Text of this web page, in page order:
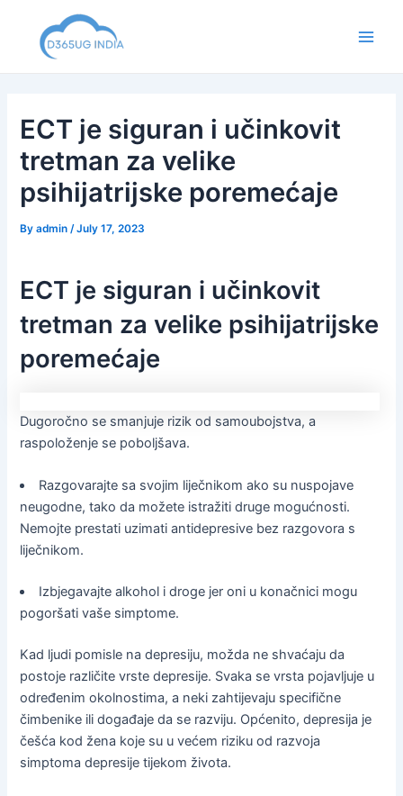
content
ECT je siguran i učinkovit
tretman za velike
psihijatrijske poremećaje
Byadmin/July 17, 2023
ECT je siguran i učinkovit
tretman za velike psihijatrijske
poremećaje
Dugoročno se smanjuje rizik od samoubojstva, a
raspoloženje se poboljšava.
Razgovarajte sa svojim liječnikom ako su nuspojave
neugodne, tako da možete istražiti druge mogućnosti.
Nemojte prestati uzimati antidepresive bez razgovora s
liječnikom.
Izbjegavajte alkohol i droge jer oni u konačnici mogu
pogoršati vaše simptome.
Kad ljudi pomisle na depresiju, možda ne shvaćaju da
postoje različite vrste depresije. Svaka se vrsta pojavljuje u
određenim okolnostima, a neki zahtijevaju specifične
čimbenike ili događaje da se razviju. Općenito, depresija je
češća kod žena koje su u većem riziku od razvoja
simptoma depresije tijekom života.